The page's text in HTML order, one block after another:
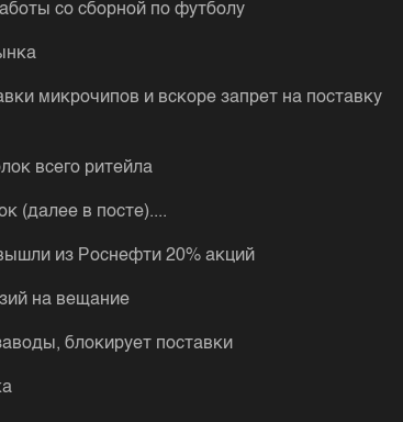
со сборной по футболу
микрочипов и вскоре запрет на поставку
всего ритейла
(далее в посте)....
из Роснефти 20% акций
на вещание
блокирует поставки